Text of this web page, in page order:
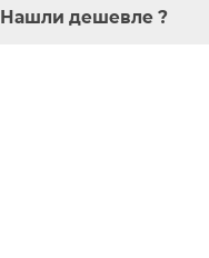
Нашли дешевле ?